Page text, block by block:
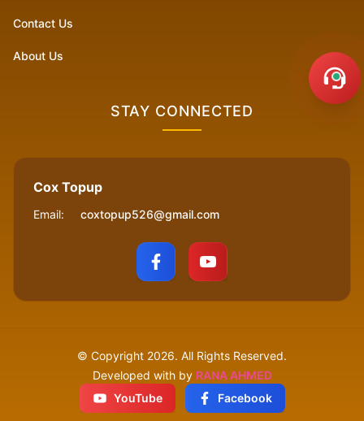
Contact Us
About Us
STAY CONNECTED
Cox Topup
Email: coxtopup526@gmail.com
© Copyright 2026. All Rights Reserved.
Developed with by RANA AHMED
YouTube
Facebook